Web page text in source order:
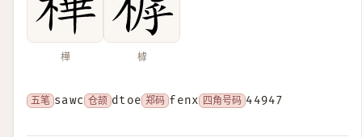
樺 㯉
五笔 sawc 仓颉 dtoe 郑码 fenx 四角号码 44947